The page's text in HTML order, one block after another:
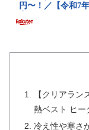
【クリアラ
熱ベスト ヒー
冷え性や寒さ